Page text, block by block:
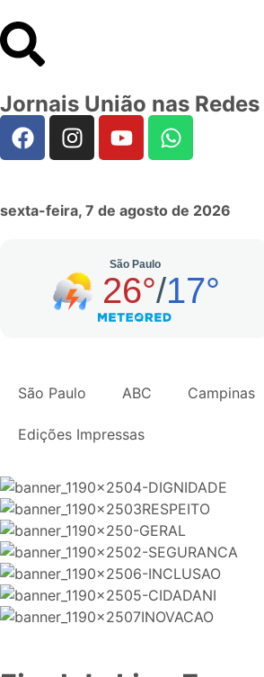
Jornais União nas
sexta-feira, 7 de agosto de 2026
São Paulo ABC Campinas
Edições Impressas